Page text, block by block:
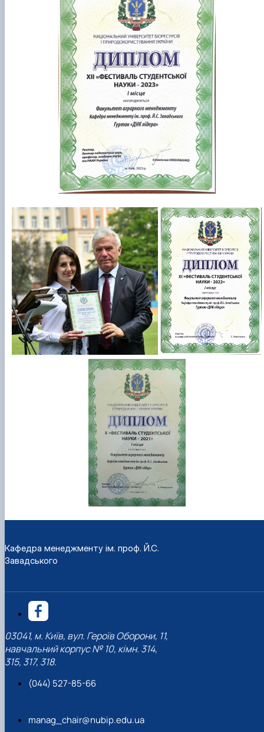
Кафедра менеджменту ім. проф. Й.С.
Завадського
03041, м. Київ, вул. Героїв Оборони, 11,
навчальний корпус № 10, кімн. 314,
315, 317, 318.
(044) 527-85-66
manag_chair@nubip.edu.ua